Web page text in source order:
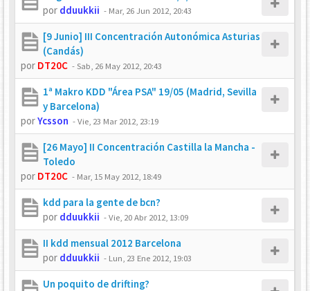
por dduukkii - Mar, 26 Jun 2012, 20:43
[9 Junio] III Concentración Autonómica Asturias
(Candás)
por DT20C -Sab, 26 May 2012, 20:43
1ª Makro KDD "Área PSA" 19/05 (Madrid, Sevilla
y Barcelona)
porYcsson -Vie, 23 Mar 2012, 23:19
[26 Mayo] II Concentración Castilla la Mancha -
Toledo
por DT20C - Mar, 15 May 2012, 18:49
kdd para la gente de bcn?
por dduukkii -Vie, 20 Abr 2012, 13:09
II kdd mensual 2012 Barcelona
por dduukkii - Lun, 23 Ene 2012, 19:03
Un poquito de drifting?